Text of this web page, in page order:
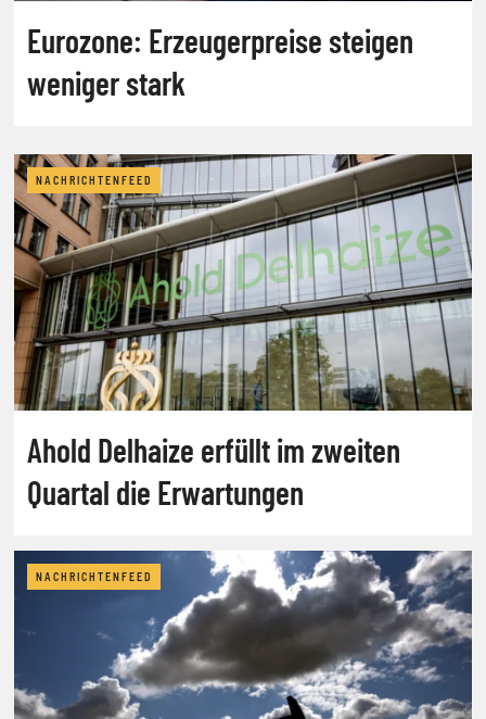
Eurozone: Erzeugerpreise steigen
weniger stark
NACHRICHTENFEED
Ahold Delhaize erfüllt im zweiten
Quartal die Erwartungen
NACHRICHTENFEED